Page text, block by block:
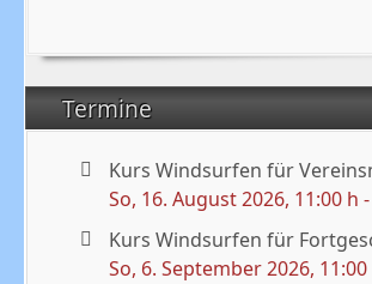
Termine
Kurs Windsurfen für
So, 16. August 2026, 11:00 h -
Kurs Windsurfen für
So, 6. September 2026, 11:00